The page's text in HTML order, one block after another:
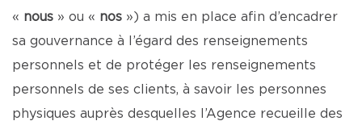
« nous » ou « nos ») a mis en place afin d’encadrer
sa gouvernance à l’égard des renseignements
personnels et de protéger les renseignements
personnels de ses clients, à savoir les personnes
physiques auprès desquelles l’Agence recueille des